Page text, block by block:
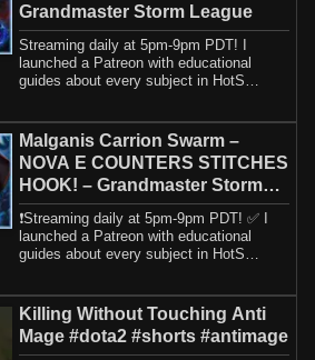
Grandmaster Storm League
Streaming daily at 5pm-9pm PDT! I
launched a Patreon with educational
guides about every subject in HotS
Malganis Carrion Swarm –
NOVA E COUNTERS STITCHES
HOOK! – Grandmaster Storm
League
❗️Streaming daily at 5pm-9pm PDT! ✅ I
launched a Patreon with educational
guides about every subject in HotS
Killing Without Touching Anti
Mage #dota2 #shorts #antimage